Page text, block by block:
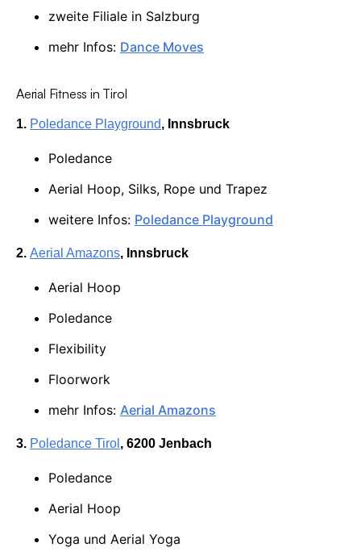
zweite Filiale in Salzburg
mehr Infos: Dance Moves
Aerial Fitness in Tirol
1. Poledance Playground, Innsbruck
Poledance
Aerial Hoop, Silks, Rope und Trapez
weitere Infos: Poledance Playground
2. Aerial Amazons, Innsbruck
Aerial Hoop
Poledance
Flexibility
Floorwork
mehr Infos: Aerial Amazons
3. Poledance Tirol , 6200 Jenbach
Poledance
Aerial Hoop
Yoga und Aerial Yoga